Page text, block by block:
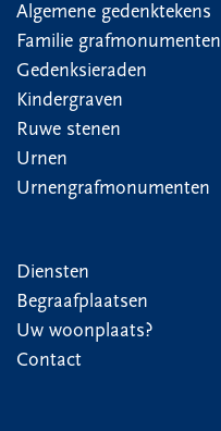
Algemene gedenktekens
Familie grafmonumenten
Gedenksieraden
Kindergraven
Ruwe stenen
Urnen
Urnengrafmonumenten
Diensten
Begraafplaatsen
Uw woonplaats?
Contact